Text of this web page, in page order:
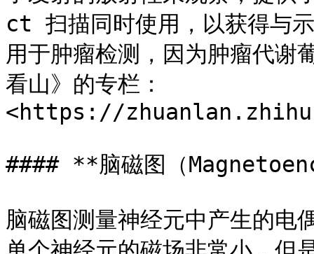
ct 扫描同时使用，以获得与
用于肿瘤检测，因为肿瘤代谢
看山》的专栏：
<https://
#### **脑磁图（
脑磁图测量神经元中产生的电